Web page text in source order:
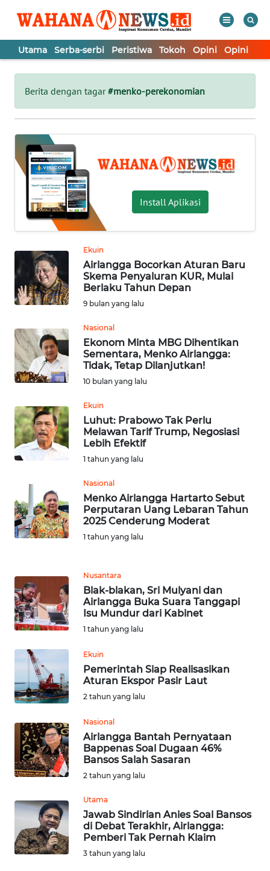
Utama Serba-serbi Peristiwa Tokoh Opini Opini
Berita dengan tagar#menko-perekonomian
Install Aplikasi
Ekuin
Airlangga Bocorkan Aturan Baru
Skema Penyaluran KUR, Mulai
Berlaku Tahun Depan
9 bulan yang lalu
Nasional
Ekonom Minta MBG Dihentikan
Sementara, Menko Airlangga:
Tidak, Tetap Dilanjutkan!
10 bulan yang lalu
Ekuin
Luhut: Prabowo Tak Perlu
Melawan Tarif Trump, Negosiasi
Lebih Efektif
1 tahun yang lalu
Nasional
Menko Airlangga Hartarto Sebut
Perputaran Uang Lebaran Tahun
2025 Cenderung Moderat
1 tahun yang lalu
Nusantara
Blak-blakan, Sri Mulyani dan
Airlangga Buka Suara Tanggapi
Isu Mundur dari Kabinet
1 tahun yang lalu
Ekuin
Pemerintah Siap Realisasikan
Aturan Ekspor Pasir Laut
2 tahun yang lalu
Nasional
Airlangga Bantah Pernyataan
Bappenas Soal Dugaan 46%
Bansos Salah Sasaran
2 tahun yang lalu
Utama
Jawab Sindirian Anies Soal Bansos
di Debat Terakhir, Airlangga:
Pemberi Tak Pernah Klaim
3 tahun yang lalu
Tutup
UTAMA
SERBA-
SERBI
PERISTIWA
TOKOH
OPINI
OPINI
Informasi
INDEKS
BERITA
KONTAK
KAMI
INFO
IKLAN
TENTANG
KAMI
PEDOMAN
REDAKSI
KARIR
DISCLAIMER
Wahana
News
WN
SUMUT
JAKARTA
WN
JABAR